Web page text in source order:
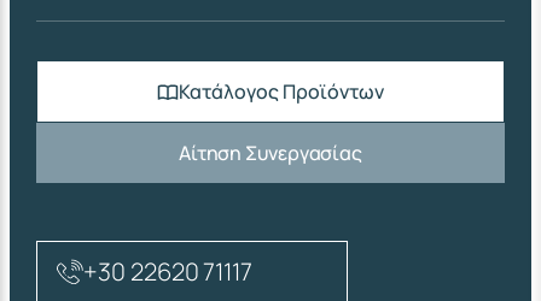
Κατάλογος Προϊόντων
Αίτηση Συνεργασίας
+30 22620 71117